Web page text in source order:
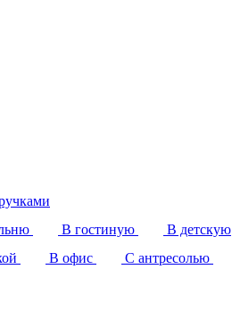
В гостиную
В детскую
В офис С антресолью